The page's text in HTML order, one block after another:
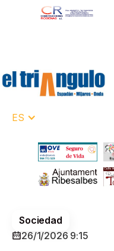
ES
Sociedad
26/1/2026 9:15